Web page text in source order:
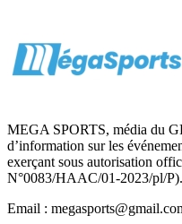
MEGA SPORTS, média du
d’information sur les
exerçant sous autorisation
N°0083/HAAC/01-2023/pl/P).
Email :